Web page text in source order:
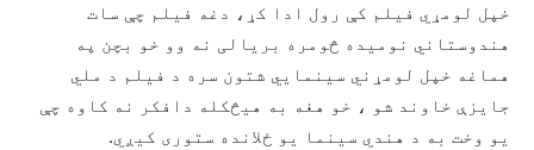
خپل لومړي فیلم کې رول ادا کړ، دغه فیلم چې سات
هندوستاني نومیده څومره بریالی نه وو خو بچن په
هماغه خپل لومړني سینمایي شتون سره د فیلم د ملي
جایزې خاوند شو ، خو هغه به هیڅکله دافکر نه کاوه چې
یو وخت به د هندي سینما یو ځلانده ستوری کیږي.